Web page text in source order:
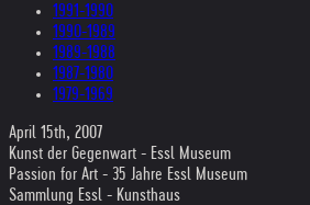
1991-1990
1990-1989
1989-1988
1987-1980
1979-1969
April 15th, 2007
Kunst der Gegenwart - Essl Museum
Passion for Art - 35 Jahre Essl Museum
Sammlung Essl - Kunsthaus